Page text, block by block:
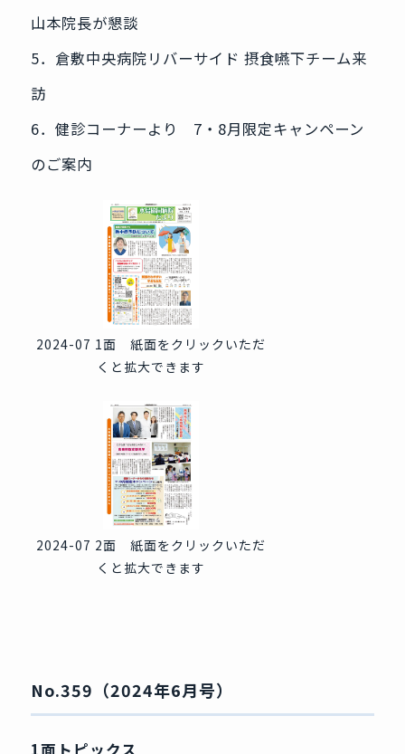
山本院長が懇談
5．倉敷中央病院リバーサイド 摂食嚥下チーム来
訪
6．健診コーナーより 7・8月限定キャンペーン
のご案内
2024-07 1面 紙面をクリックいただ
くと拡大できます
2024-07 2面 紙面をクリックいただ
くと拡大できます
No.359（2024年6月号）